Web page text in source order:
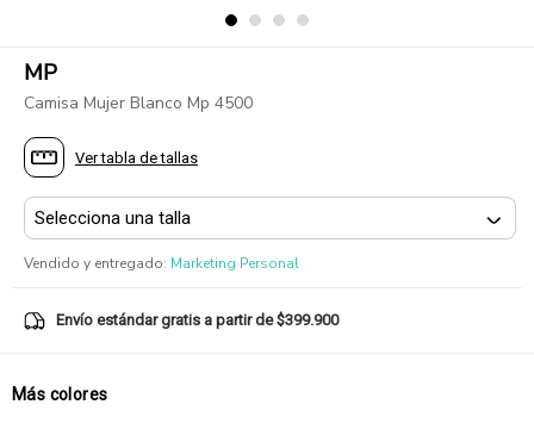
MP
Camisa Mujer Blanco Mp 4500
Ver tabla de tallas
Vendido y entregado: Marketing Personal
Envío estándar gratis a partir de $399.900
Más colores